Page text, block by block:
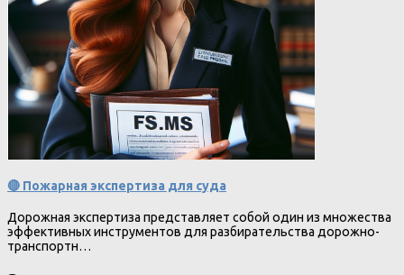
🔴 Пожарная экспертиза для суда
Дорожная экспертиза представляет собой один из множества
эффективных инструментов для разбирательства дорожно-
транспортн…